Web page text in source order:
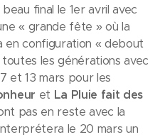
final le 1er avril avec
« grande fête » où la
en configuration « debout
les générations avec
et 13 mars pour les
et La Pluie fait des
pas en reste avec la
le 20 mars un